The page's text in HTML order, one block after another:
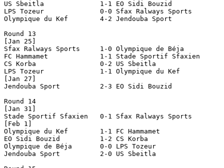
US Sbeitla		1-1 EO Sidi Bouzid
LPS Tozeur		0-0 Sfax Ralways Sports
Olympique du Kef	4-2 Jendouba Sport
Round 13
[Jan 25]
Sfax Ralways Sports	1-0 Olympique de Béja
FC Hammamet		1-1 Stade Sportif Sfaxien
CS Korba		0-2 US Sbeitla
LPS Tozeur		1-1 Olympique du Kef
[Jan 27]
Jendouba Sport		2-3 EO Sidi Bouzid
Round 14
[Jan 31]
Stade Sportif Sfaxien	0-1 Sfax Ralways Sports
[Feb 1]
Olympique du Kef	1-1 FC Hammamet
EO Sidi Bouzid		1-2 CS Korba
Olympique de Béja	0-0 LPS Tozeur
Jendouba Sport		2-0 US Sbeitla